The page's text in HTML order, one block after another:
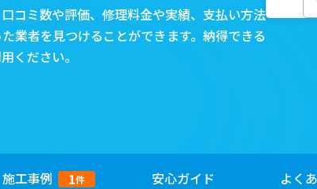
コミ数や評価、修理料金や実績、支払い方法
業者を見つけることができます。納得できる
ください。
施工事例 1件 安心ガイド よく